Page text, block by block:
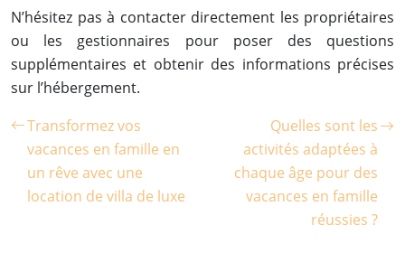
N’hésitez pas à contacter directement les propriétaires
ou les gestionnaires pour poser des questions
supplémentaires et obtenir des informations précises
sur l’hébergement.
Transformez vos
vacances en famille en
un rêve avec une
location de villa de luxe
Quelles sont les
activités adaptées à
chaque âge pour des
vacances en famille
réussies ?